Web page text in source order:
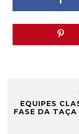
EQUIPES
FASE DA TAÇA